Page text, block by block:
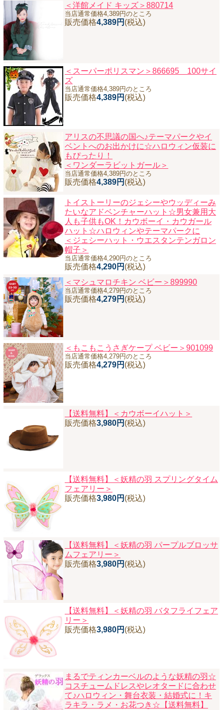
＜洋館メイド キッズ＞880714
当店通常価格4,389円のところ
販売価格4,389円 (税込)
＜スーパーポリスマン＞866695 100サイ
ズ
当店通常価格4,389円のところ
販売価格4,389円 (税込)
アリスの不思議の国へ♪テーマパークやイ
ベントへのお出かけに☆ハロウィン仮装に
もぴったり！
＜ワンダーラビットガール＞
当店通常価格4,389円のところ
販売価格4,389円 (税込)
トイストーリーのジェシーやウッディーみ
たいなアドベンチャーハット☆男女兼用大
人も子供もOK！カウボーイ・カウガール
ハット☆ハロウィンやテーマパークに
＜ジェシーハット・ウエスタンテンガロン
帽子＞
当店通常価格4,290円のところ
販売価格4,290円 (税込)
＜マシュマロチキン ベビー＞899990
当店通常価格4,279円のところ
販売価格4,279円 (税込)
＜もこもこうさぎケープ ベビー＞901099
当店通常価格4,279円のところ
販売価格4,279円 (税込)
【送料無料】＜カウボーイハット＞
販売価格3,980円 (税込)
【送料無料】
＜妖精の羽 スプリングタイム
フェアリー＞
販売価格3,980円 (税込)
【送料無料】
＜妖精の羽 パープルブロッサ
ムフェアリー＞
販売価格3,980円 (税込)
【送料無料】
＜妖精の羽 バタフライフェア
リー＞
販売価格3,980円 (税込)
まるでティンカーベルのような妖精の羽☆
コスチュームドレスやレオタードに合わせ
て♪ハロウィン・舞台衣装・結婚式に！キ
ラキラ・ラメ・お花つき☆【送料無料】